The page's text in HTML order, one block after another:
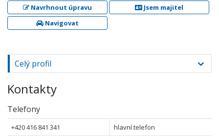
Navrhnout úpravu
Jsem majitel
Navigovat
Celý profil
Kontakty
Telefony
+420 416 841 341 hlavní telefon